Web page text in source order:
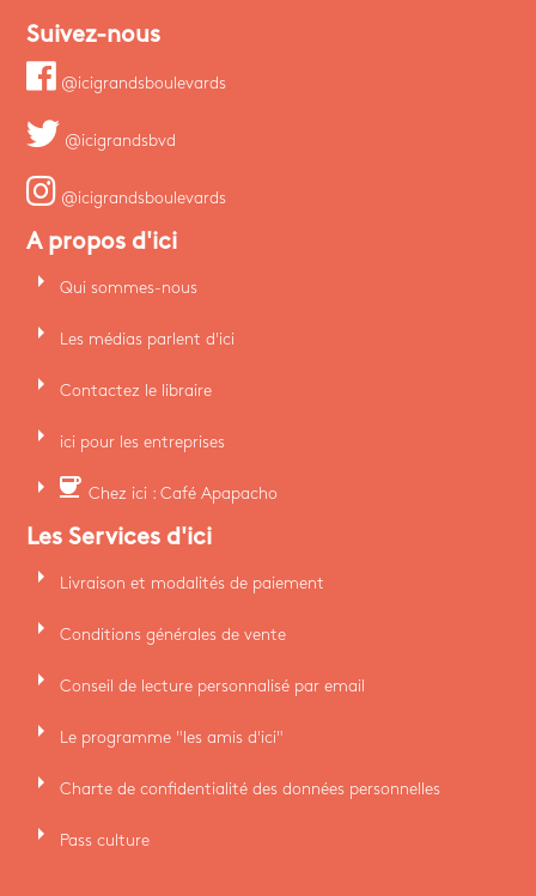
Suivez-nous
@icigrandsboulevards
@icigrandsbvd
@icigrandsboulevards
A propos d'ici
arrow_right Qui sommes-nous
arrow_right Les médias parlent d'ici
arrow_right Contactez le libraire
arrow_right ici pour les entreprises
arrow_right coffee Chez ici : Café Apapacho
Les Services d'ici
arrow_right Livraison et modalités de paiement
arrow_right Conditions générales de vente
arrow_right Conseil de lecture personnalisé par email
arrow_right Le programme "les amis d'ici"
arrow_right Charte de confidentialité des données personnelles
arrow_right Pass culture